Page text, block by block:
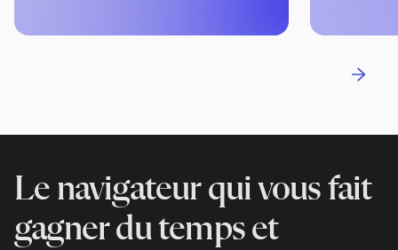
Le navigateur qui vous fait
gagner du temps et